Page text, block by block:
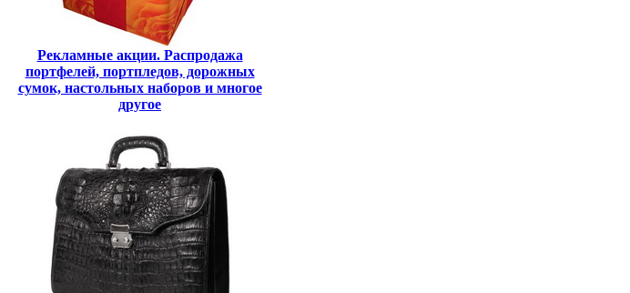
Рекламные акции. Распродажа
портфелей, портпледов, дорожных
сумок, настольных наборов и многое
другое